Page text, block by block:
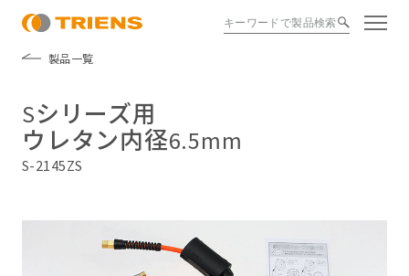
製品一覧
Sシリーズ用
ウレタン内径6.5mm
S-2145ZS